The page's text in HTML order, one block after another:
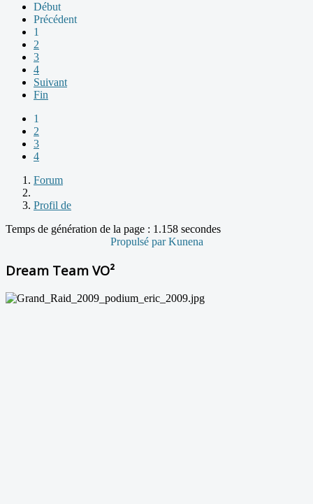
Début
Précédent
1
2
3
4
Suivant
Fin
1
2
3
4
Forum
Profil de
Temps de génération de la page : 1.158 secondes
Propulsé parKunena
Dream Team VO²